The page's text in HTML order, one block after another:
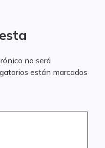
no será
están marcados